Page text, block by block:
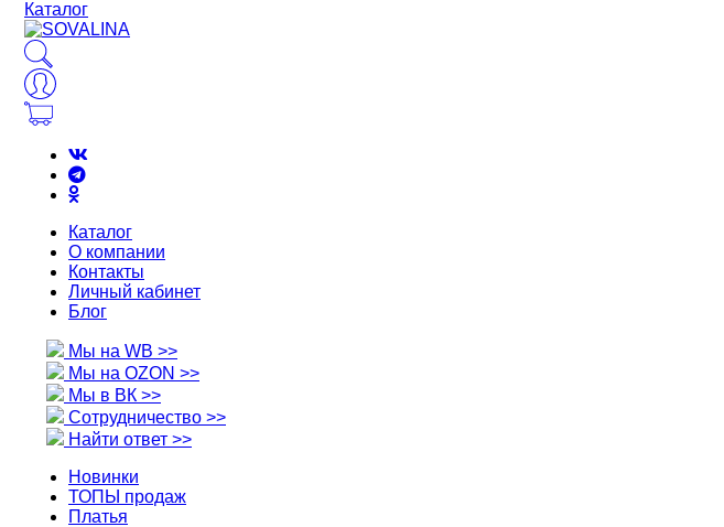
Каталог
Каталог
О компании
Контакты
Личный кабинет
Блог
Мы на WB >>
Мы на OZON >>
Мы в ВК >>
Сотрудничество >>
Найти ответ >>
Новинки
ТОПЫ продаж
Платья